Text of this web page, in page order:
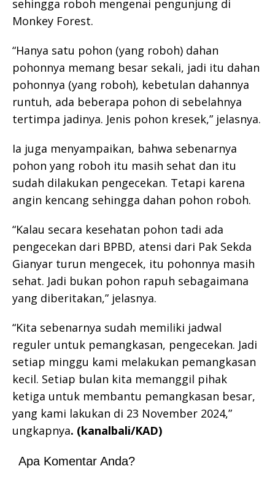
sehingga roboh mengenai pengunjung di
Monkey Forest.
“Hanya satu pohon (yang roboh) dahan
pohonnya memang besar sekali, jadi itu dahan
pohonnya (yang roboh), kebetulan dahannya
runtuh, ada beberapa pohon di sebelahnya
tertimpa jadinya. Jenis pohon kresek,” jelasnya.
Ia juga menyampaikan, bahwa sebenarnya
pohon yang roboh itu masih sehat dan itu
sudah dilakukan pengecekan. Tetapi karena
angin kencang sehingga dahan pohon roboh.
“Kalau secara kesehatan pohon tadi ada
pengecekan dari BPBD, atensi dari Pak Sekda
Gianyar turun mengecek, itu pohonnya masih
sehat. Jadi bukan pohon rapuh sebagaimana
yang diberitakan,” jelasnya.
“Kita sebenarnya sudah memiliki jadwal
reguler untuk pemangkasan, pengecekan. Jadi
setiap minggu kami melakukan pemangkasan
kecil. Setiap bulan kita memanggil pihak
ketiga untuk membantu pemangkasan besar,
yang kami lakukan di 23 November 2024,”
ungkapnya. (kanalbali/KAD)
Apa Komentar Anda?